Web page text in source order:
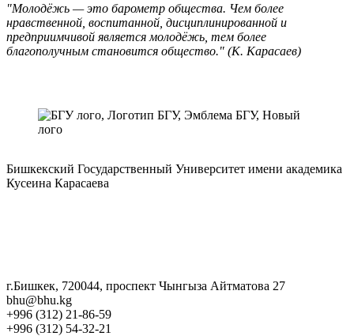
"Молодёжь — это барометр общества. Чем более
нравственной, воспитанной, дисциплинированной и
предприимчивой является молодёжь, тем более
благополучным становится общество." (К. Карасаев)
Бишкекский Государственный Университет имени академика
Кусеина Карасаева
г.Бишкек, 720044, проспект Чынгыза Айтматова 27
bhu@bhu.kg
+996 (312) 21-86-59
+996 (312) 54-32-21